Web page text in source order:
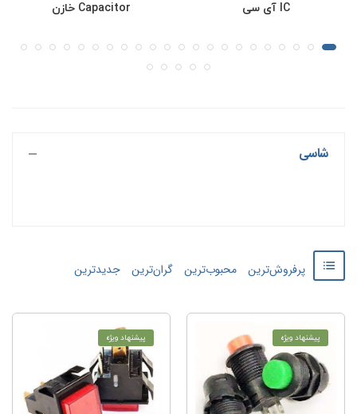
IC آی سی Capacitor خازن
شاسی
پرفروش‌ترین محبوب‌ترین گران‌ترین جدید‌‌ترین
پیشنهاد ویژه پیشنهاد ویژه